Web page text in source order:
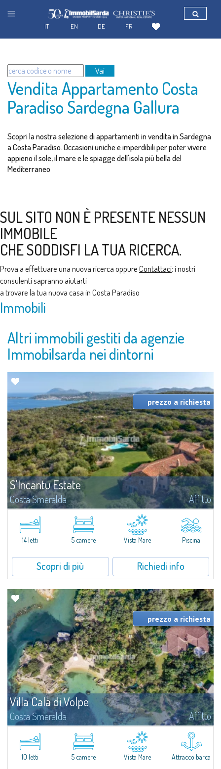
Vai
Vendita Appartamento Costa
Paradiso Sardegna Gallura
Scopri la nostra selezione di appartamenti in vendita in Sardegna
a Costa Paradiso. Occasioni uniche e imperdibili per poter vivere
appieno il sole, il mare e le spiagge dell'isola più bella del
Mediterraneo
SUL SITO NON È PRESENTE NESSUN
IMMOBILE
CHE SODDISFI LA TUA RICERCA.
Prova a effettuare una nuova ricerca oppureContattaci: i nostri
consulenti sapranno aiutarti
a trovare la tua nuova casa in Costa Paradiso
Immobili
Altri immobili gestiti da agenzie
Immobilsarda nei dintorni
S'Incantu Estate
Costa Smeralda Affitto
S'Incantu Estate gode di una posizione privilegiata alle porte della Costa
Smeralda, ideale per chi desidera la comodità di una location strategia
senza rinunciare ad avere i migliori servizi sempre a portata di mano...
prezzo a richiesta
14 letti 5 camere Vista Mare Piscina
Scopri di più Richiedi info
Villa Cala di Volpe
Costa Smeralda Affitto
Vi diamo il benvenuto a Villa Cala di Volpe, straordinaria proprietà fronte
mare e vera e propria penisola privata di circa 6.000 metri quadrati lungo
le coste cristalline della prestigiosa Baia Cala di Volpe, a due...
prezzo a richiesta
10 letti 5 camere Vista Mare Attracco barca
FR
DE
EN
IT